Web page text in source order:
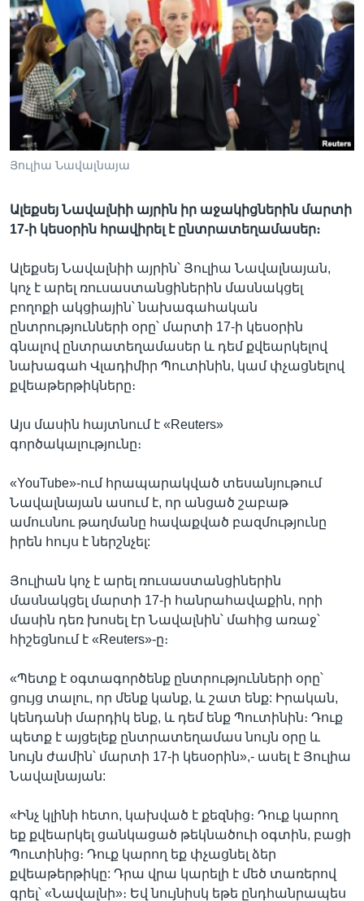
Լեզուներ
Յուլիա Նավալնայա
Ալեքսեյ Նավալնիի այրին իր աջակիցներին մարտի
17-ի կեսօրին հրավիրել է ընտրատեղամասեր։
Ալեքսեյ Նավալնիի այրին՝ Յուլիա Նավալնայան,
կոչ է արել ռուսաստանցիներին մասնակցել
բողոքի ակցիային՝ նախագահական
ընտրությունների օրը՝ մարտի 17-ի կեսօրին
գնալով ընտրատեղամասեր և դեմ քվեարկելով
նախագահ Վլադիմիր Պուտինին, կամ փչացնելով
քվեաթերթիկները։
Այս մասին հայտնում է «Reuters»
գործակալությունը։
«YouTube»-ում հրապարակված տեսանյութում
Նավալնայան ասում է, որ անցած շաբաթ
ամուսնու թաղմանը հավաքված բազմությունը
իրեն հույս է ներշնչել:
Յուլիան կոչ է արել ռուսաստանցիներին
մասնակցել մարտի 17-ի հանրահավաքին, որի
մասին դեռ խոսել էր Նավալնին՝ մահից առաջ՝
հիշեցնում է «Reuters»-ը։
«Պետք է օգտագործենք ընտրությունների օրը՝
ցույց տալու, որ մենք կանք, և շատ ենք: Իրական,
կենդանի մարդիկ ենք, և դեմ ենք Պուտինին։ Դուք
պետք է այցելեք ընտրատեղամաս նույն օրը և
նույն ժամին՝ մարտի 17-ի կեսօրին»,- ասել է Յուլիա
Նավալնայան:
«Ինչ կլինի հետո, կախված է քեզնից։ Դուք կարող
եք քվեարկել ցանկացած թեկնածուի օգտին, բացի
Պուտինից։ Դուք կարող եք փչացնել ձեր
քվեաթերթիկը: Դրա վրա կարելի է մեծ տառերով
գրել՝ «Նավալնի»։ Եվ նույնիսկ եթե ընդհանրապես